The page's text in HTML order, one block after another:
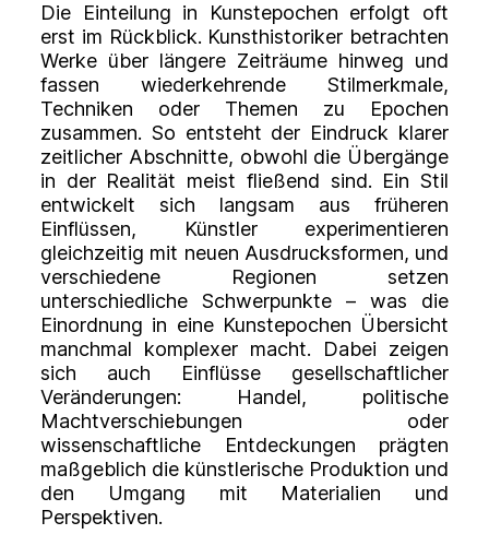
Die Einteilung in Kunstepochen erfolgt oft
erst im Rückblick. Kunsthistoriker betrachten
Werke über längere Zeiträume hinweg und
fassen wiederkehrende Stilmerkmale,
Techniken oder Themen zu Epochen
zusammen. So entsteht der Eindruck klarer
zeitlicher Abschnitte, obwohl die Übergänge
in der Realität meist fließend sind. Ein Stil
entwickelt sich langsam aus früheren
Einflüssen, Künstler experimentieren
gleichzeitig mit neuen Ausdrucksformen, und
verschiedene Regionen setzen
unterschiedliche Schwerpunkte – was die
Einordnung in eine Kunstepochen Übersicht
manchmal komplexer macht. Dabei zeigen
sich auch Einflüsse gesellschaftlicher
Veränderungen: Handel, politische
Machtverschiebungen oder
wissenschaftliche Entdeckungen prägten
maßgeblich die künstlerische Produktion und
den Umgang mit Materialien und
Perspektiven.